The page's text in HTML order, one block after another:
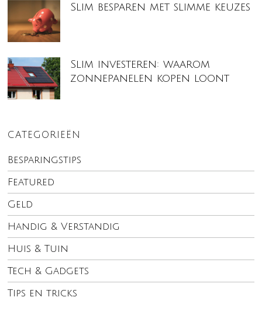
Slim besparen met slimme keuzes
Slim investeren: waarom
zonnepanelen kopen loont
CATEGORIEËN
Besparingstips
Featured
Geld
Handig & Verstandig
Huis & Tuin
Tech & Gadgets
Tips en tricks